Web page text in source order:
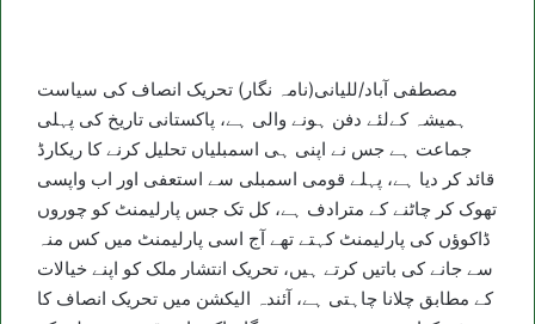
مصطفی آباد/للیانی(نامہ نگار) تحریک انصاف کی سیاست
ہمیشہ کےلئے دفن ہونے والی ہے، پاکستانی تاریخ کی پہلی
جماعت ہے جس نے اپنی ہی اسمبلیاں تحلیل کرنے کا ریکارڈ
قائد کر دیا ہے، پہلے قومی اسمبلی سے استعفی اور اب واپسی
تھوک کر چاٹنے کے مترادف ہے، کل تک جس پارلیمنٹ کو چوروں
ڈاکوﺅں کی پارلیمنٹ کہتے تھے آج اسی پارلیمنٹ میں کس منہ
سے جانے کی باتیں کرتے ہیں، تحریک انتشار ملک کو اپنے خیالات
کے مطابق چلانا چاہتی ہے، آئندہ الیکشن میں تحریک انصاف کا